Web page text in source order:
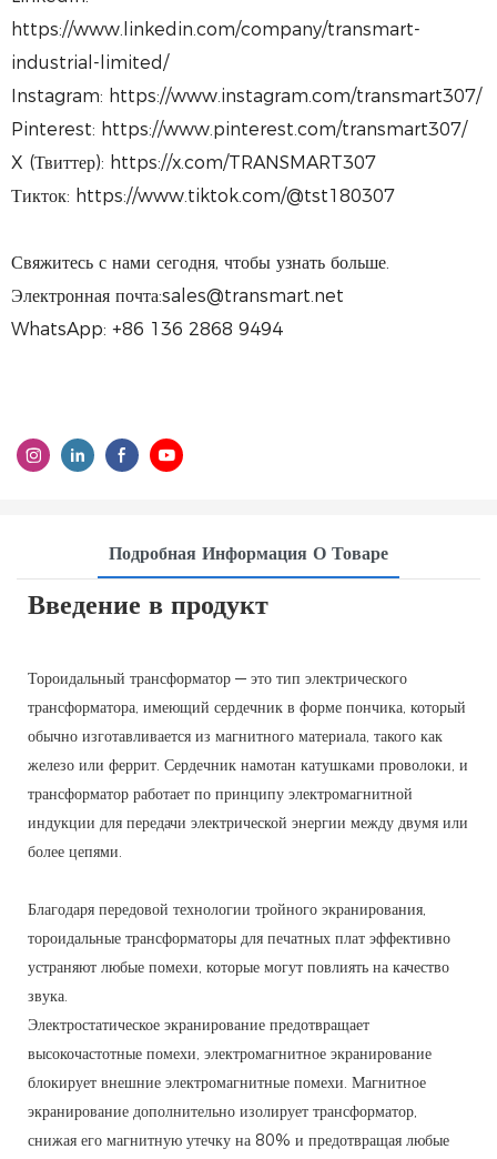
https://www.linkedin.com/company/transmart-
industrial-limited/
Instagram: https://www.instagram.com/transmart307/
Pinterest: https://www.pinterest.com/transmart307/
X (Твиттер): https://x.com/TRANSMART307
Тикток: https://www.tiktok.com/@tst180307
Свяжитесь с нами сегодня, чтобы узнать больше.
Электронная почта:sales@transmart.net
WhatsApp: +86 136 2868 9494
Подробная Информация О Товаре
Введение в продукт
Тороидальный трансформатор — это тип электрического
трансформатора, имеющий сердечник в форме пончика, который
обычно изготавливается из магнитного материала, такого как
железо или феррит. Сердечник намотан катушками проволоки, и
трансформатор работает по принципу электромагнитной
индукции для передачи электрической энергии между двумя или
более цепями.
Благодаря передовой технологии тройного экранирования,
тороидальные трансформаторы для печатных плат эффективно
устраняют любые помехи, которые могут повлиять на качество
звука.
Электростатическое экранирование предотвращает
высокочастотные помехи, электромагнитное экранирование
блокирует внешние электромагнитные помехи. Магнитное
экранирование дополнительно изолирует трансформатор,
снижая его магнитную утечку на 80% и предотвращая любые